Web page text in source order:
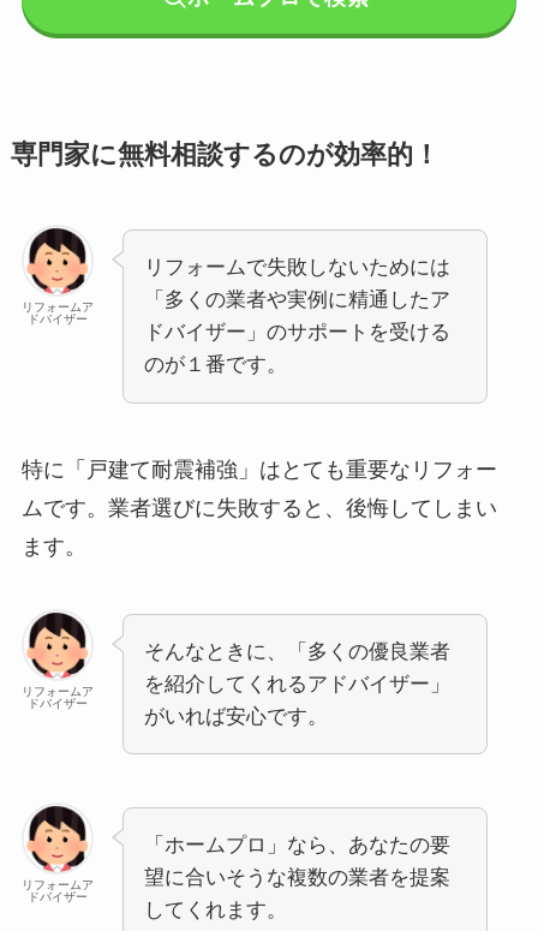
専門家に無料相談するのが効率的！
リフォームア
ドバイザー
リフォームで失敗しないためには
「多くの業者や実例に精通したア
ドバイザー」のサポートを受ける
のが１番です。
特に「戸建て耐震補強」はとても重要なリフォー
ムです。業者選びに失敗すると、後悔してしまい
ます。
リフォームア
ドバイザー
そんなときに、「多くの優良業者
を紹介してくれるアドバイザー」
がいれば安心です。
リフォームア
ドバイザー
「ホームプロ」なら、あなたの要
望に合いそうな複数の業者を提案
してくれます。